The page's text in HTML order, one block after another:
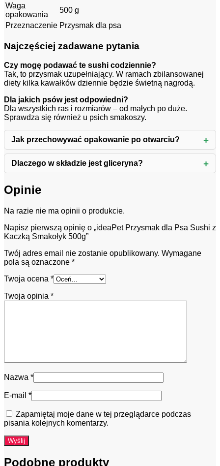
Waga
opakowania
500 g
Przeznaczenie Przysmak dla psa
Najczęściej zadawane pytania
Czy mogę podawać te sushi codziennie?
Tak, to przysmak uzupełniający. W ramach zbilansowanej
diety kilka kawałków dziennie będzie świetną nagrodą.
Dla jakich psów jest odpowiedni?
Dla wszystkich ras i rozmiarów – od małych po duże.
Sprawdza się również u psich smakoszy.
Jak przechowywać opakowanie po otwarciu?
Dlaczego w składzie jest gliceryna?
Opinie
Na razie nie ma opinii o produkcie.
Napisz pierwszą opinię o „ideaPet Przysmak dla Psa Sushi z
Kaczką Smakołyk 500g”
Twój adres email nie zostanie opublikowany. Wymagane
pola są oznaczone *
Twoja ocena *
Twoja opinia *
Nazwa *
E-mail *
Zapamiętaj moje dane w tej przeglądarce podczas
pisania kolejnych komentarzy.
Podobne produkty